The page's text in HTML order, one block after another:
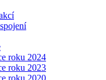
roku 2024
roku 2023
roku 2020